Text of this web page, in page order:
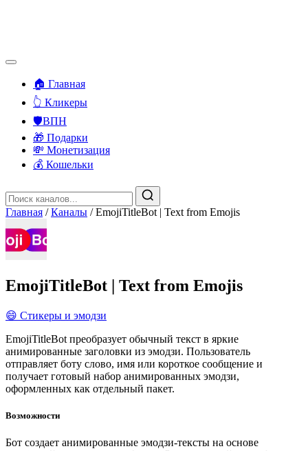
🏠 Главная
👆 Кликеры
🛡️ВПН
🎁 Подарки
💸 Монетизация
💰 Кошельки
Главная / Каналы / EmojiTitleBot | Text from Emojis
EmojiTitleBot | Text from Emojis
😄 Стикеры и эмодзи
EmojiTitleBot преобразует обычный текст в яркие
анимированные заголовки из эмодзи. Пользователь
отправляет боту слово, имя или короткое сообщение и
получает готовый набор анимированных эмодзи,
оформленных как отдельный пакет.
Возможности
Бот создает анимированные эмодзи-тексты на основе